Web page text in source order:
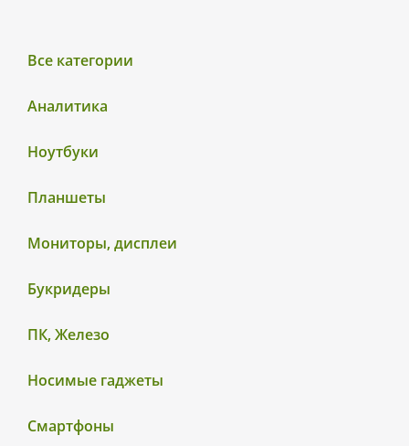
Все категории
Аналитика
Ноутбуки
Планшеты
Мониторы, дисплеи
Букридеры
ПК, Железо
Носимые гаджеты
Смартфоны